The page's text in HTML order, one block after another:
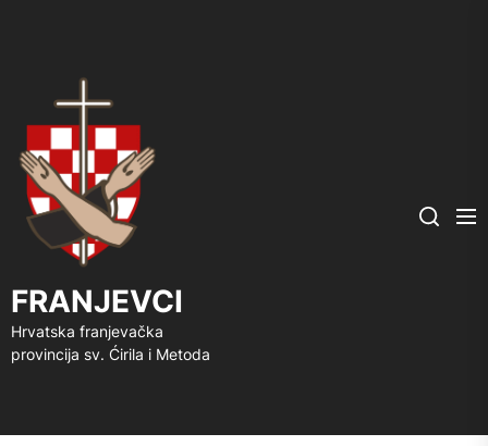
FRANJEVCI
Hrvatska franjevačka
provincija sv. Ćirila i Metoda
Search